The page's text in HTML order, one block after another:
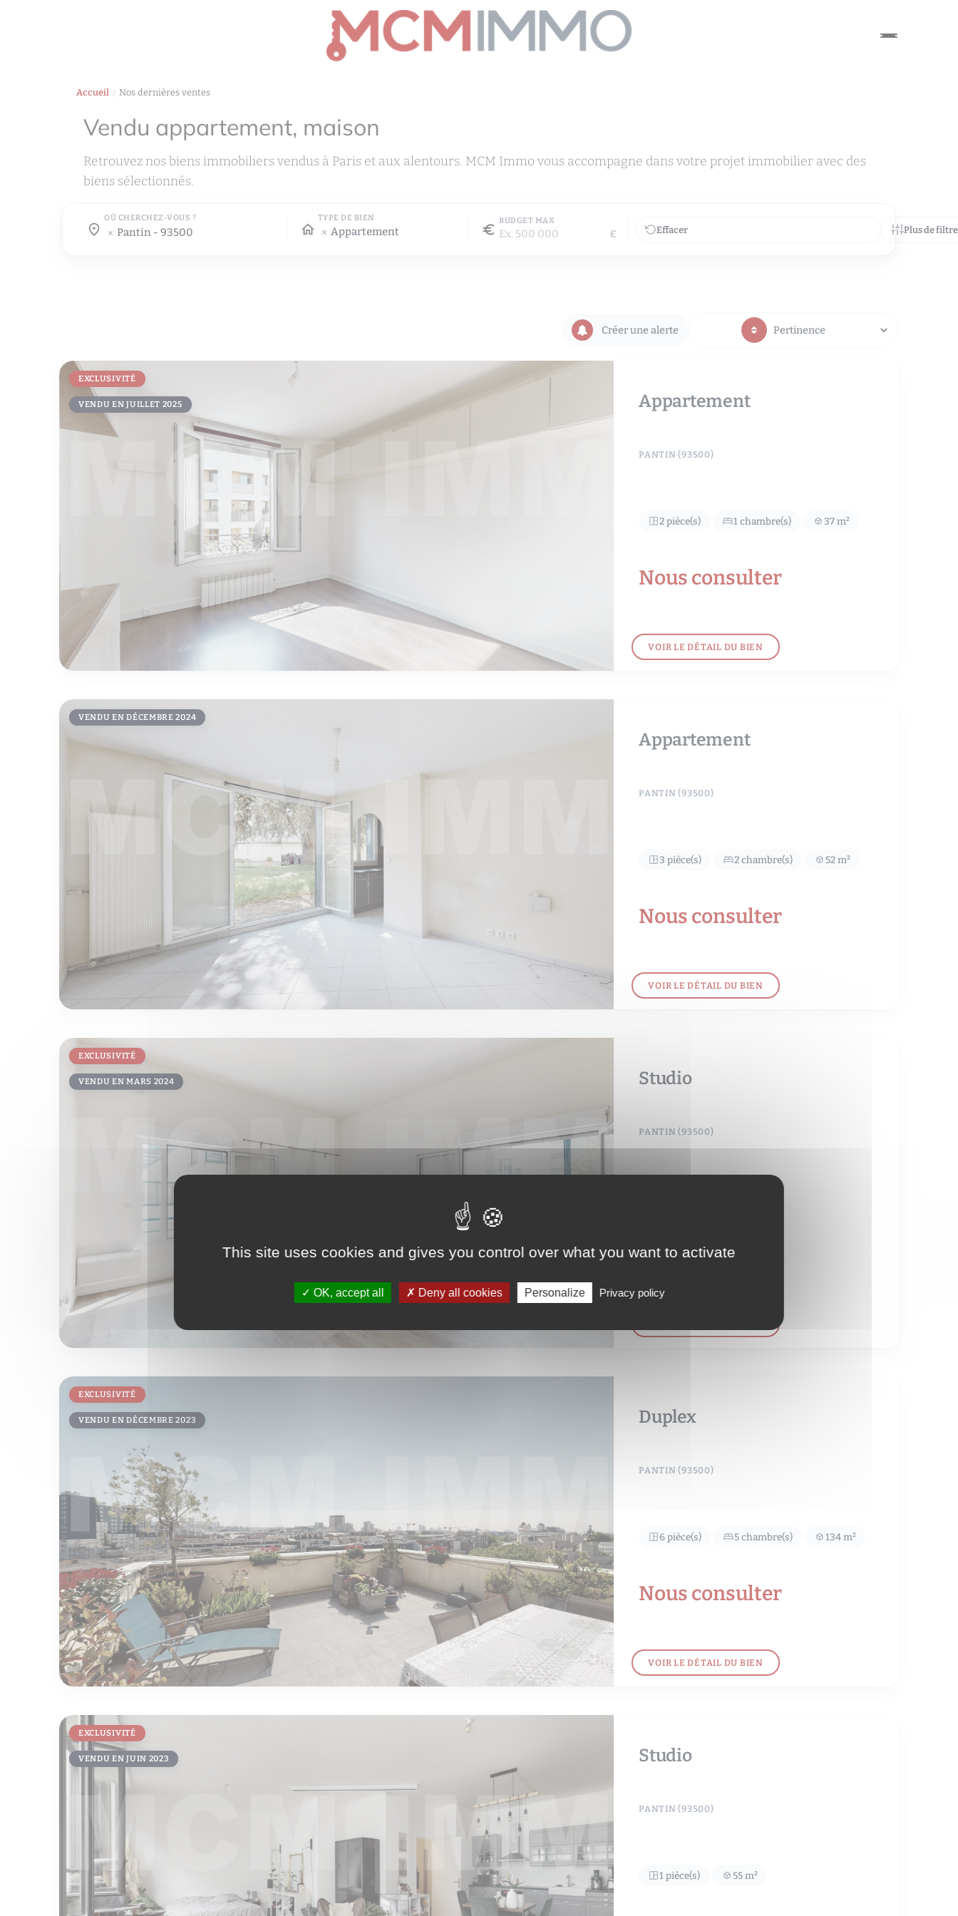
Accueil Nos dernières ventes
Vendu appartement, maison
Retrouvez nos biens immobiliers vendus à Paris et aux alentours. MCM Immo vous accompagne dans votre projet immobilier avec des
biens sélectionnés.
OÙ CHERCHEZ-VOUS ?
Où cherchez-vous ?
pantin - 93500
Où cherchez-vous ?
TYPE DE BIEN
Appartement
BUDGET MAX
€ Effacer Plus de
Créer une alerte
EXCLUSIVITÉ
VENDU EN JUILLET 2025 Appartement
PANTIN (93500)
2 pièce(s) 1 chambre(s) 37 m²
Nous consulter
VOIR LE DÉTAIL DU BIEN
VENDU EN DÉCEMBRE 2024
Appartement
PANTIN (93500)
3 pièce(s) 2 chambre(s) 52 m²
Nous consulter
VOIR LE DÉTAIL DU BIEN
EXCLUSIVITÉ
VENDU EN MARS 2024 Studio
PANTIN (93500)
Nous consulter
EXCLUSIVITÉ
VENDU EN DÉCEMBRE 2023 Duplex
PANTIN (93500)
6 pièce(s) 5 chambre(s) 134 m²
Nous consulter
VOIR LE DÉTAIL DU BIEN
EXCLUSIVITÉ
VENDU EN JUIN 2023 Studio
PANTIN (93500)
1 pièce(s) 55 m²
This site uses cookies and gives you control over what you want to activate
OK, accept all Deny all cookies Personalize Privacy policy